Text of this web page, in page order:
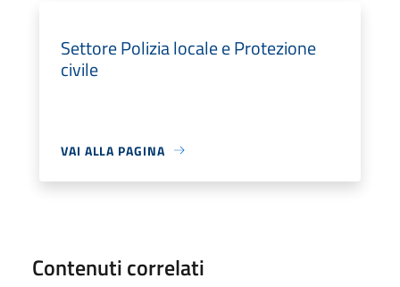
Settore Polizia locale e Protezione
civile
VAI ALLA PAGINA
Contenuti correlati